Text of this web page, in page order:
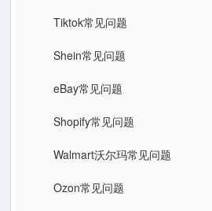
Tiktok常见问题
Shein常见问题
eBay常见问题
Shopify常见问题
Walmart沃尔玛常见问题
Ozon常见问题